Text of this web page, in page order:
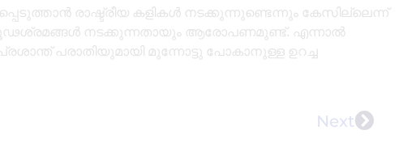
രാഷ്ട്രീയ കളികൾ നടക്കുന്നുണ്ടെന്നും കേസില്ലെന്ന്
ഗൂഢശ്രമങ്ങൾ നടക്കുന്നതായും ആരോപണമുണ്ട്. എന്നാൽ
പരാതിയുമായി മുന്നോട്ടു പോകാനുള്ള ഉറച്ച
Next